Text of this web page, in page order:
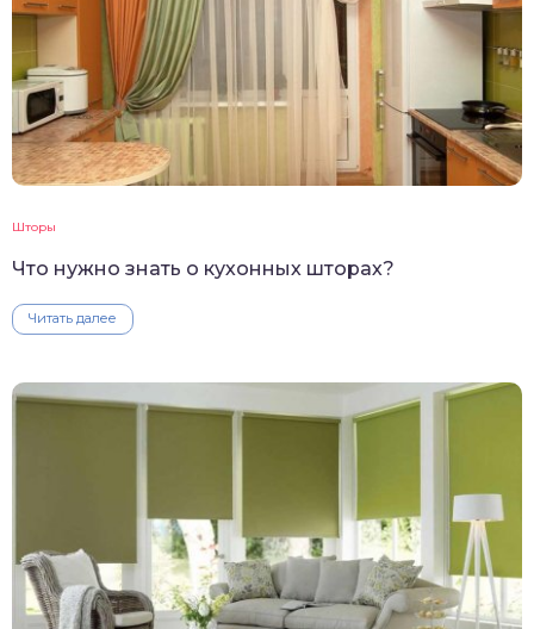
Шторы
Что нужно знать о кухонных шторах?
Читать далее